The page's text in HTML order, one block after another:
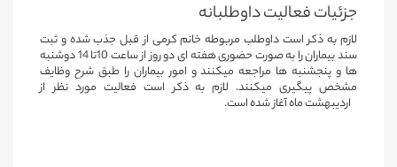
جزئیات فعالیت‌ داوطلبانه
لازم به ذکر است داوطلب مربوطه خانم کرمی از قبل جذب شده و ثبت
سند بیماران را به صورت حضوری هفته ای دو روز از ساعت 10تا 14 دوشنبه
ها و پنجشنبه ها مراجعه میکنند و امور بیماران را طبق شرح وظایف
مشخص پیگیری میکنند. لازم به ذکر است فعالیت مورد نظر از
.